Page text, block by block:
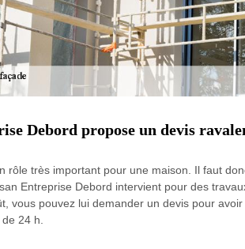
Debord propose un devis
rôle très important pour une maison. Il faut
Entreprise Debord intervient pour des
vous pouvez lui demander un devis pour
24 h.